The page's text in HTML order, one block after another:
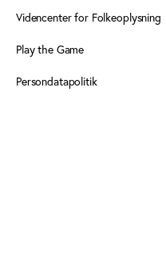
Videncenter for Folkeoplysning
Play the Game
Persondatapolitik